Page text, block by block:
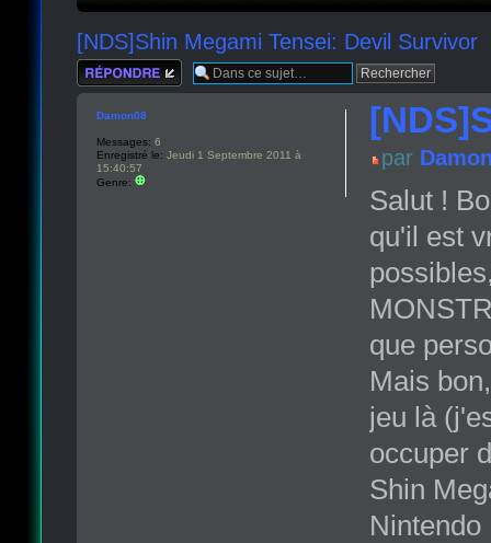
[NDS]Shin Megami Tensei: Devil Survivor
Répondre
par
Salut !
qu'il est
que
Mais
jeu là
occuper
Shin
Damon08
Messages: 6
Enregistré le: Jeudi 1 Septembre 2011 à
15:40:57
Genre: